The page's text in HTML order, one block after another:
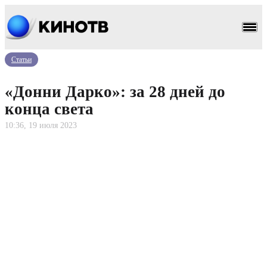
Статьи
«Донни Дарко»: за 28 дней до
конца света
10:36, 19 июля 2023